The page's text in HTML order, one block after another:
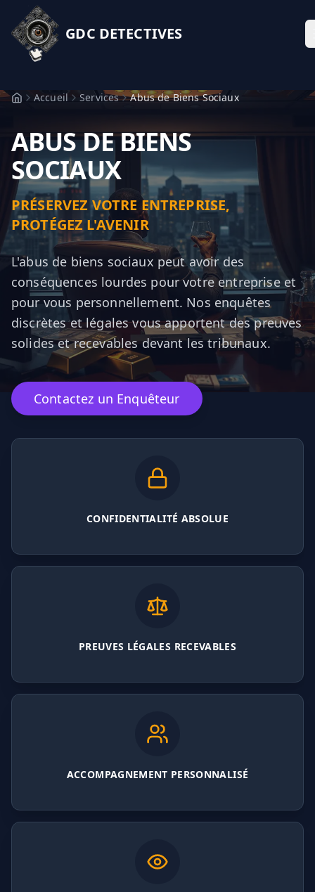
GDC DETECTIVES
Accueil Services Abus de Biens Sociaux
ABUS DE BIENS
SOCIAUX
PRÉSERVEZ VOTRE ENTREPRISE,
PROTÉGEZ L'AVENIR
L'abus de biens sociaux peut avoir des
conséquences lourdes pour votre entreprise et
pour vous personnellement. Nos enquêtes
discrètes et légales vous apportent des preuves
solides et recevables devant les tribunaux.
Contactez un Enquêteur
CONFIDENTIALITÉ ABSOLUE
PREUVES LÉGALES RECEVABLES
ACCOMPAGNEMENT PERSONNALISÉ